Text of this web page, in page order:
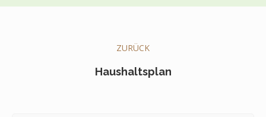
ZURÜCK
Haushaltsplan